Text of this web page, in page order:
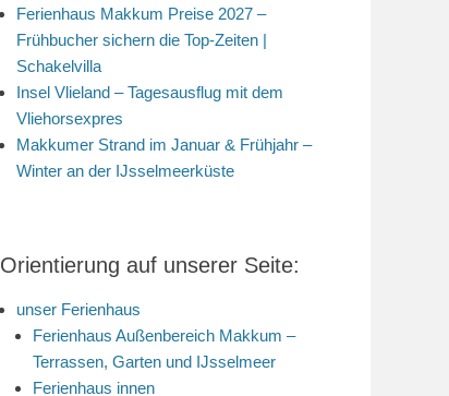
Ferienhaus Makkum Preise 2027 –
Frühbucher sichern die Top-Zeiten |
Schakelvilla
Insel Vlieland – Tagesausflug mit dem
Vliehorsexpres
Makkumer Strand im Januar & Frühjahr –
Winter an der IJsselmeerküste
Orientierung auf unserer Seite:
unser Ferienhaus
Ferienhaus Außenbereich Makkum –
Terrassen, Garten und IJsselmeer
Ferienhaus innen